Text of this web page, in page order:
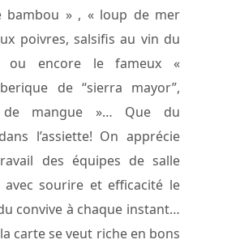
bambou » , « loup de mer
poivres, salsifis au vin du
ou encore le fameux «
de “sierra mayor”,
de mangue »… Que du
l’assiette! On apprécie
des équipes de salle
sourire et efficacité le
convive à chaque instant…
carte se veut riche en bons